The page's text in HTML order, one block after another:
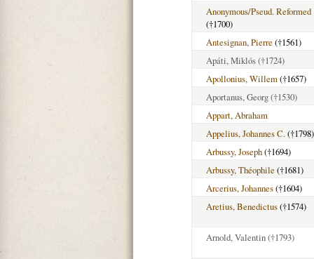
Anonymous/Pseud. Reformed
(†1700)
Antesignan, Pierre (†1561)
Apáti, Miklós(†1724)
Apollonius, Willem(†1657)
Aportanus, Georg(†1530)
Appart, Abraham
Appelius, Johannes C.(†1798)
Arbussy, Joseph(†1694)
Arbussy, Théophile (†1681)
Arcerius, Johannes(†1604)
Aretius, Benedictus(†1574)
Arnold, Valentin(†1793)